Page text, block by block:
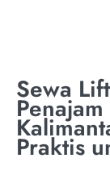
Sewa
Praktis